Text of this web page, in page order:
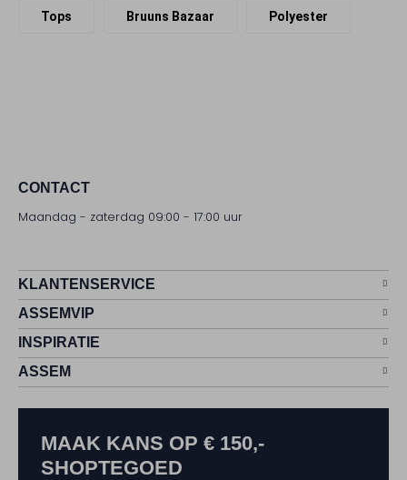
Tops Bruuns Bazaar Polyester
CONTACT
Maandag - zaterdag 09:00 - 17:00 uur
KLANTENSERVICE
ASSEMVIP
INSPIRATIE
ASSEM
MAAK KANS OP € 150,-
SHOPTEGOED